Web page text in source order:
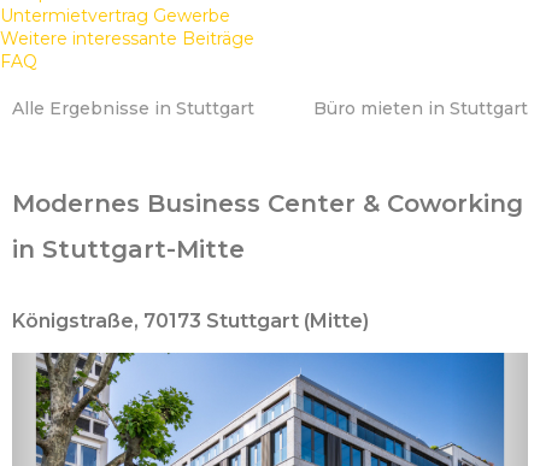
Untermietvertrag Gewerbe
Weitere interessante Beiträge
FAQ
Alle Ergebnisse in Stuttgart Büro mieten in Stuttgart
Modernes Business Center & Coworking
in Stuttgart-Mitte
Königstraße, 70173 Stuttgart (Mitte)